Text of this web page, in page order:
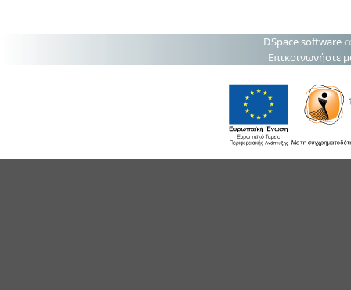
DSpace software
Επικοινωνήστε